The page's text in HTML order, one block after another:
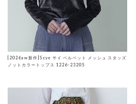
[2026aw新作]Scye サイ ベルベット メッシュ スタッズ
ノットカラートップス 1226-23205